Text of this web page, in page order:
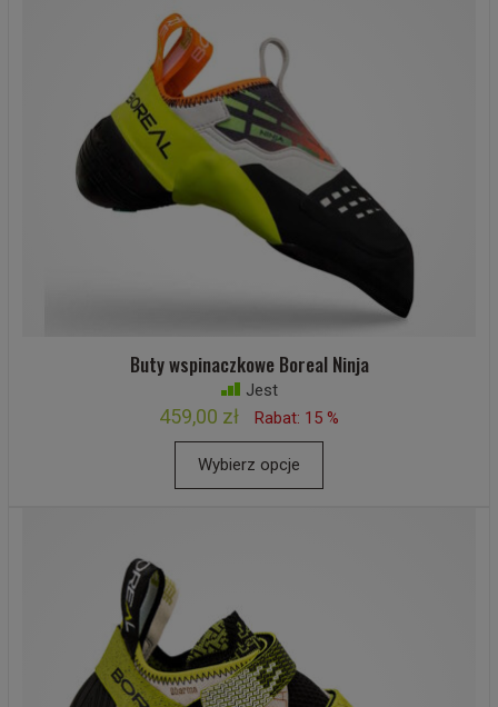
Buty wspinaczkowe Boreal Ninja
Jest
459,00 zł Rabat: 15 %
Wybierz opcje